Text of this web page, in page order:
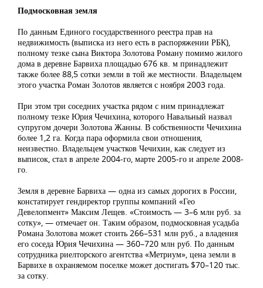
Подмосковная земля
По данным Единого государственного реестра прав на
недвижимость (выписка из него есть в распоряжении РБК),
полному тезке сына Виктора Золотова Роману помимо жилого
дома в деревне Барвиха площадью 676 кв. м принадлежит
также более 88,5 сотки земли в той же местности. Владельцем
этого участка Роман Золотов является с ноября 2003 года.
При этом три соседних участка рядом с ним принадлежат
полному тезке Юрия Чечихина, которого Навальный назвал
супругом дочери Золотова Жанны. В собственности Чечихина
более 1,2 га. Когда пара оформила свои отношения,
неизвестно. Владельцем участков Чечихин, как следует из
выписок, стал в апреле 2004-го, марте 2005-го и апреле 2008-
го.
Земля в деревне Барвиха — одна из самых дорогих в России,
констатирует гендиректор группы компаний «Гео
Девелопмент» Максим Лещев. «Стоимость — 3–6 млн руб. за
сотку», — отмечает он. Таким образом, подмосковная усадьба
Романа Золотова может стоить 266–531 млн руб., а владения
его соседа Юрия Чечихина — 360–720 млн руб. По данным
сотрудника риелторского агентства «Метриум», цена земли в
Барвихе в охраняемом поселке может достигать $70–120 тыс.
за сотку.